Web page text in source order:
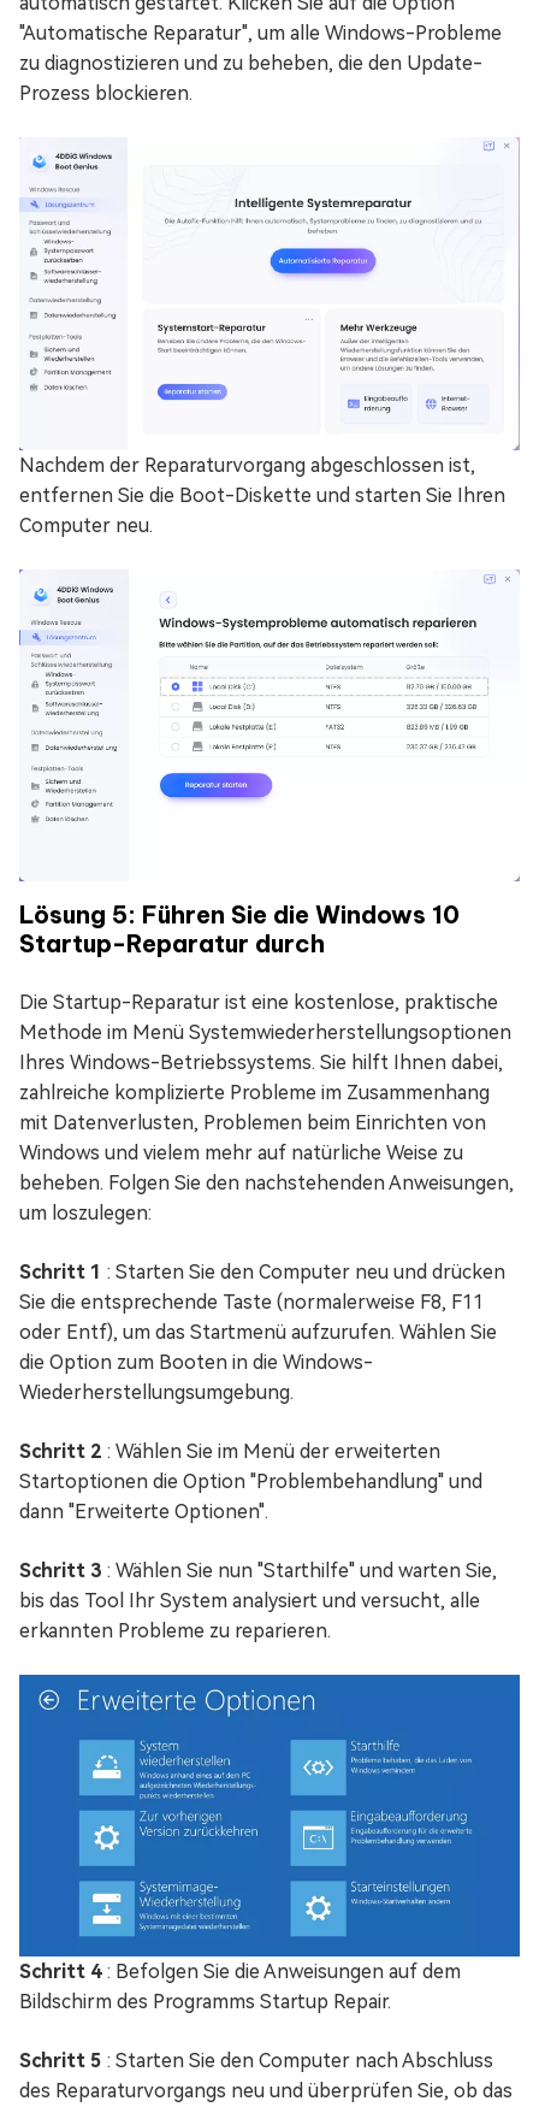
"Automatische Reparatur", um alle Windows-Probleme
zu diagnostizieren und zu beheben, die den Update-
Prozess blockieren.
Nachdem der Reparaturvorgang abgeschlossen ist,
entfernen Sie die Boot-Diskette und starten Sie Ihren
Computer neu.
Lösung 5: Führen Sie die Windows 10
Startup-Reparatur durch
Die Startup-Reparatur ist eine kostenlose, praktische
Methode im Menü Systemwiederherstellungsoptionen
Ihres Windows-Betriebssystems. Sie hilft Ihnen dabei,
zahlreiche komplizierte Probleme im Zusammenhang
mit Datenverlusten, Problemen beim Einrichten von
Windows und vielem mehr auf natürliche Weise zu
beheben. Folgen Sie den nachstehenden Anweisungen,
um loszulegen:
Schritt 1 : Starten Sie den Computer neu und drücken
Sie die entsprechende Taste (normalerweise F8, F11
oder Entf), um das Startmenü aufzurufen. Wählen Sie
die Option zum Booten in die Windows-
Wiederherstellungsumgebung.
Schritt 2 : Wählen Sie im Menü der erweiterten
Startoptionen die Option "Problembehandlung" und
dann "Erweiterte Optionen".
Schritt 3 : Wählen Sie nun "Starthilfe" und warten Sie,
bis das Tool Ihr System analysiert und versucht, alle
erkannten Probleme zu reparieren.
Schritt 4 : Befolgen Sie die Anweisungen auf dem
Bildschirm des Programms Startup Repair.
Schritt 5 : Starten Sie den Computer nach Abschluss
des Reparaturvorgangs neu und überprüfen Sie, ob das